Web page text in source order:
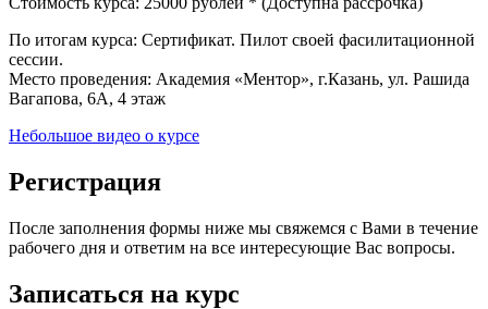
По итогам курса: Cертификат. Пилот своей фасилитационной
сессии.
Место проведения: Академия «Ментор», г.Казань, ул. Рашида
Вагапова, 6А, 4 этаж
Небольшое видео о курсе
Регистрация
После заполнения формы ниже мы свяжемся с Вами в течение
рабочего дня и ответим на все интересующие Вас вопросы.
Записаться на курс